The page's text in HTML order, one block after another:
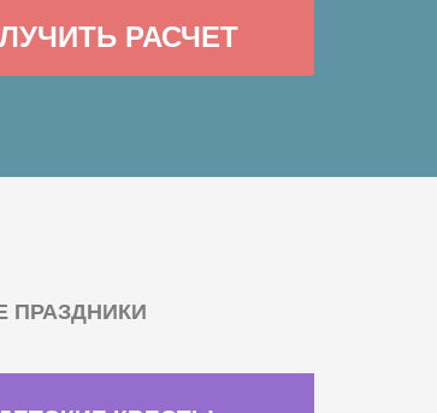
РАСЧЕТ
ПРАЗДНИКИ